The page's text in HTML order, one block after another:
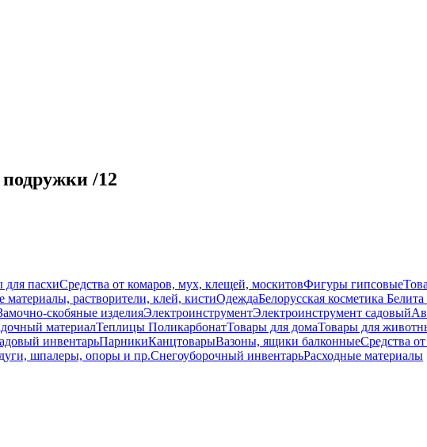
/12
для пасхиСредства от комаров, мух, клещей, москитовФигуры гипсовые
материалы, растворители, клей, кистиОдеждаБелорусская косметика
скобяные изделияЭлектроинструментЭлектроинструмент садовый
материалТеплицы ПоликарбонатТовары для домаТовары для
инвентарьПарникиКанцтоварыВазоны, ящики балконныеСредства
шпалеры, опоры и пр.Снегоуборочный инвентарьРасходные материалы